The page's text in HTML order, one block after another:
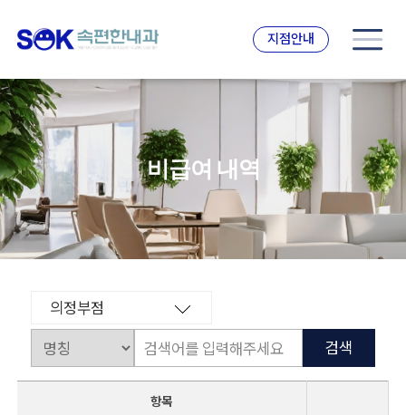
지점안내
비급여 내역
의정부점
항목